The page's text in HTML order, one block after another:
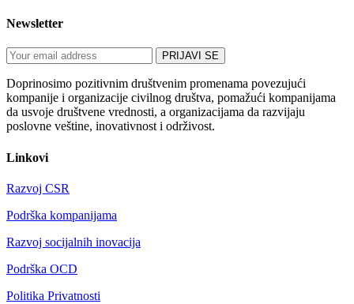
Newsletter
Doprinosimo pozitivnim društvenim promenama povezujući
kompanije i organizacije civilnog društva, pomažući kompanijama
da usvoje društvene vrednosti, a organizacijama da razvijaju
poslovne veštine, inovativnost i održivost.
Linkovi
Razvoj CSR
Podrška kompanijama
Razvoj socijalnih inovacija
Podrška OCD
Politika Privatnosti